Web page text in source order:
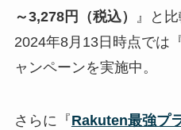
～3,278円（税込）
』と
2024年8月13日時点では
ャンペーンを実施中。
さらに『Rakuten最強プ